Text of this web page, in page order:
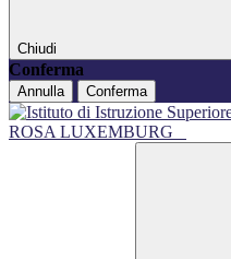
Chiudi
Conferma
Annulla Conferma
ROSA LUXEMBURG